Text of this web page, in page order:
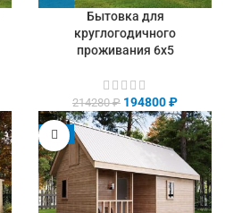
Бытовка для
круглогодичного
проживания 6х5
214280₽ 194800₽
-9%